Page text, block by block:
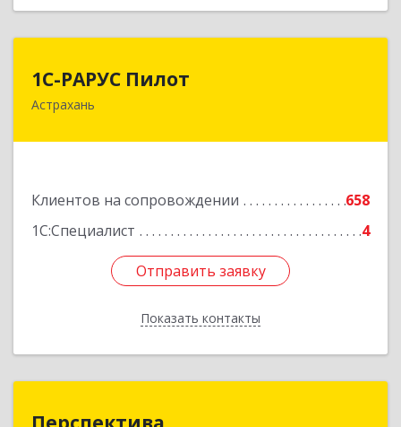
1С-РАРУС Пилот
Астрахань
Клиентов на сопровождении
658
1С:Специалист
4
Отправить заявку
Показать контакты
Отправить заявку
Назад